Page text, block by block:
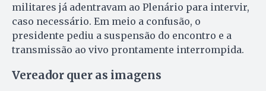
militares já adentravam ao Plenário para intervir,
caso necessário. Em meio a confusão, o
presidente pediu a suspensão do encontro e a
transmissão ao vivo prontamente interrompida.
Vereador quer as imagens